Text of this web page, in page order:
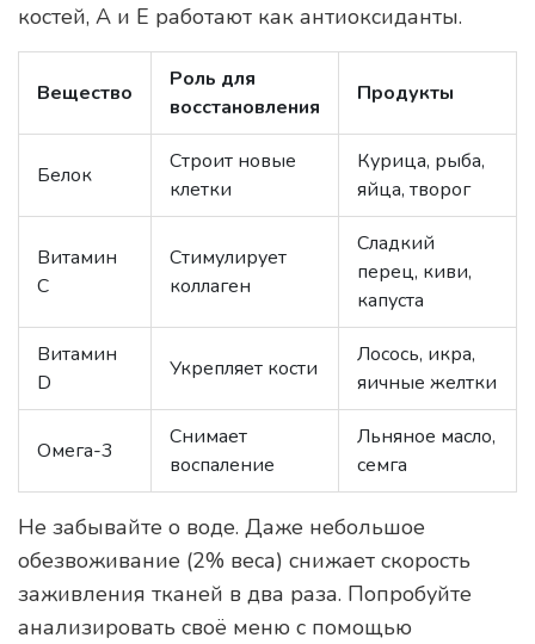
костей, А и Е работают как антиоксиданты.
Вещество
Роль для
восстановления
Продукты
Белок
Строит новые
клетки
Курица, рыба,
яйца, творог
Витамин
С
Стимулирует
коллаген
Сладкий
перец, киви,
капуста
Витамин
D
Укрепляет кости
Лосось, икра,
яичные желтки
Омега-3
Снимает
воспаление
Льняное масло,
семга
Не забывайте о воде. Даже небольшое
обезвоживание (2% веса) снижает скорость
заживления тканей в два раза. Попробуйте
анализировать своё меню с помощью